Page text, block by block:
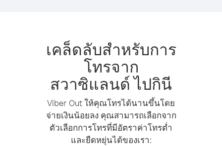
เคล็ดลับสำหรับการ
โทรจาก
สวาซิแลนด์ ไปกินี
Viber Out ให้คุณโทรได้นานขึ้นโดย
จ่ายเงินน้อยลง คุณสามารถเลือกจาก
ตัวเลือกการโทรที่มีอัตราค่าโทรต่ำ
และยืดหยุ่นได้ของเรา: